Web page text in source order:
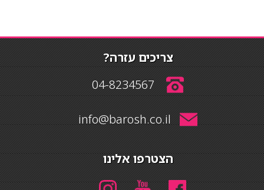
צריכים עזרה?
04-8234567
info@barosh.co.il
הצטרפו אלינו